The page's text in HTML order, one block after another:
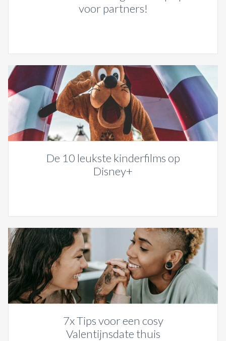
voor partners!
De 10 leukste kinderfilms op
Disney+
7x Tips voor een cosy
Valentijnsdate thuis